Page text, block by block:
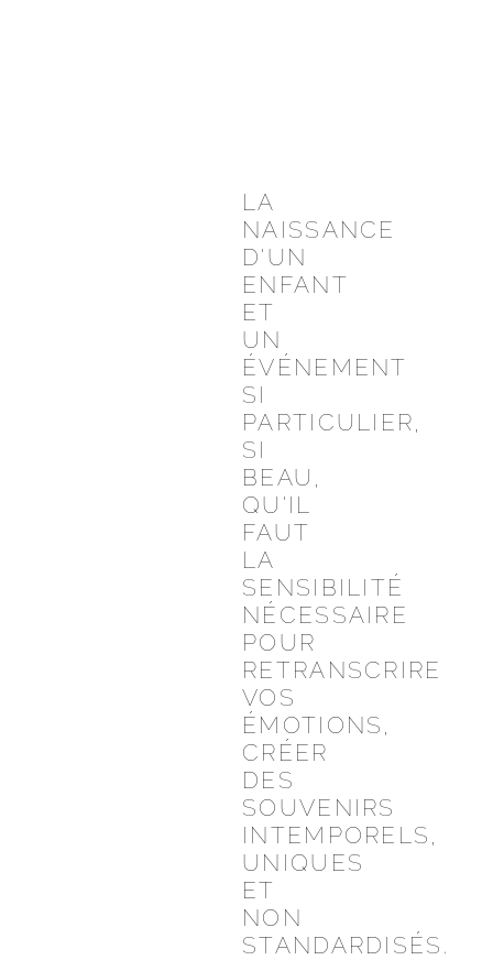
LA
NAISSANCE
D'UN
ENFANT
ET
UN
ÉVÉNEMENT
SI
PARTICULIER,
SI
BEAU,
QU'IL
FAUT
LA
SENSIBILITÉ
NÉCESSAIRE
POUR
RETRANSCRIRE
VOS
ÉMOTIONS,
CRÉER
DES
SOUVENIRS
INTEMPORELS,
UNIQUES
ET
NON
STANDARDISÉS.